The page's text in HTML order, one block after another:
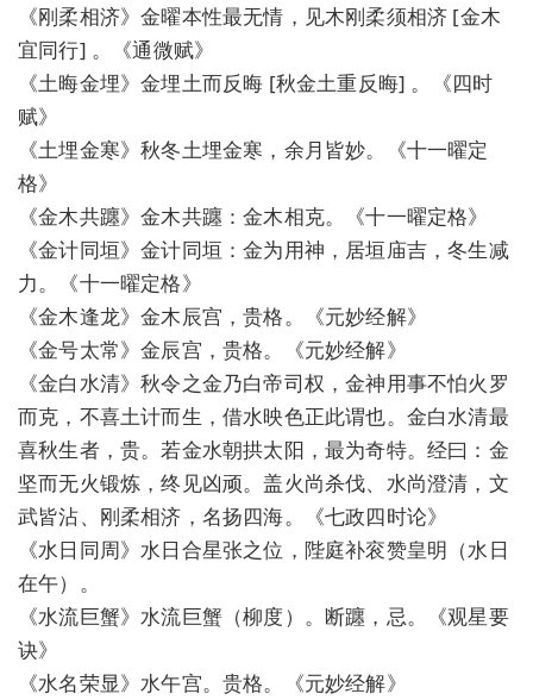
《刚柔相济》金曜本性最无情，见木刚柔须相济 [金木
宜同行] 。《通微赋》
《土晦金埋》金埋土而反晦 [秋金土重反晦] 。《四时
赋》
《土埋金寒》秋冬土埋金寒，余月皆妙。《十一曜定
格》
《金木共躔》金木共躔：金木相克。《十一曜定格》
《金计同垣》金计同垣：金为用神，居垣庙吉，冬生减
力。《十一曜定格》
《金木逢龙》金木辰宫，贵格。《元妙经解》
《金号太常》金辰宫，贵格。《元妙经解》
《金白水清》秋令之金乃白帝司权，金神用事不怕火罗
而克，不喜土计而生，借水映色正此谓也。金白水清最
喜秋生者，贵。若金水朝拱太阳，最为奇特。经曰：金
坚而无火锻炼，终见凶顽。盖火尚杀伐、水尚澄清，文
武皆沾、刚柔相济，名扬四海。《七政四时论》
《水日同周》水日合星张之位，陛庭补衮赞皇明（水日
在午）。
《水流巨蟹》水流巨蟹（柳度）。断躔，忌。《观星要
诀》
《水名荣显》水午宫。贵格。《元妙经解》